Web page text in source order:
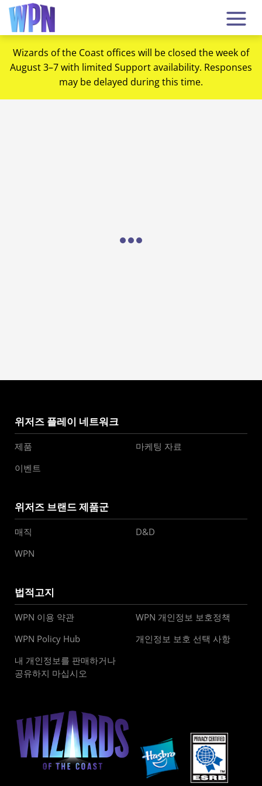
Wizards of the Coast offices will be closed the week of
August 3–7 with limited Support availability. Responses
may be delayed during this time.
Loading...
위저즈 플레이 네트워크
제품
마케팅 자료
이벤트
위저즈 브랜드 제품군
매직
D&D
WPN
법적고지
WPN 이용 약관
WPN 개인정보 보호정책
WPN Policy Hub
개인정보 보호 선택 사항
내 개인정보를 판매하거나
공유하지 마십시오